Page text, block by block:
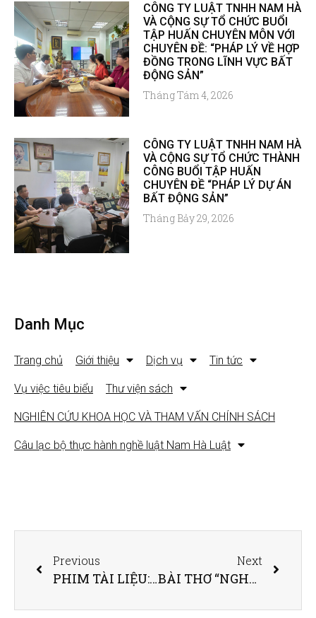
CÔNG TY LUẬT TNHH NAM HÀ
VÀ CỘNG SỰ TỔ CHỨC BUỔI
TẬP HUẤN CHUYÊN MÔN VỚI
CHUYÊN ĐỀ: “PHÁP LÝ VỀ HỢP
ĐỒNG TRONG LĨNH VỰC BẤT
ĐỘNG SẢN”
Tháng Tám 4, 2026
CÔNG TY LUẬT TNHH NAM HÀ
VÀ CỘNG SỰ TỔ CHỨC THÀNH
CÔNG BUỔI TẬP HUẤN
CHUYÊN ĐỀ “PHÁP LÝ DỰ ÁN
BẤT ĐỘNG SẢN”
Tháng Bảy 29, 2026
Danh Mục
Trang chủ Giới thiệu Dịch vụ Tin tức
Vụ việc tiêu biểu Thư viện sách
NGHIÊN CỨU KHOA HỌC VÀ THAM VẤN CHÍNH SÁCH
Câu lạc bộ thực hành nghề luật Nam Hà Luật
Previous
PHIM TÀI LIỆU: LIÊN ĐOÀN LUẬT SƯ VIỆT NAM – VỮNG MỘT NIỀM TIN
Next
BÀI THƠ “NGHỀ LUẬT SƯ”